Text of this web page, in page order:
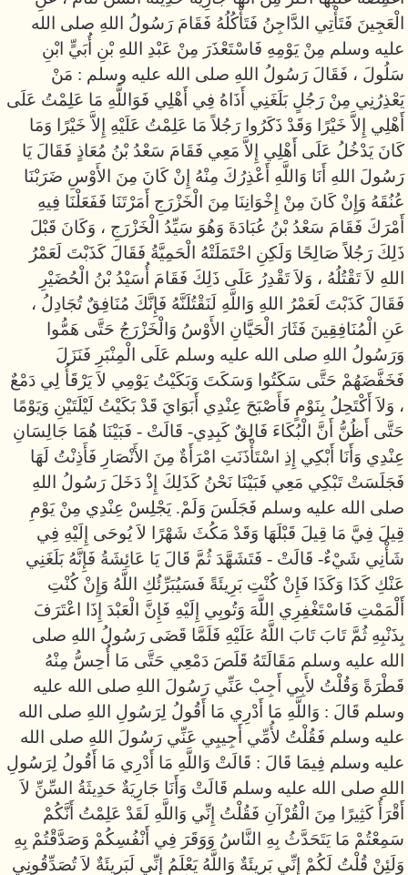
الْعَجِينَ فَتَأْتِي الدَّاجِنُ فَتَأْكُلُهُ فَقَامَ رَسُولُ اللهِ صلى الله
عليه وسلم مِنْ يَوْمِهِ فَاسْتَعْذَرَ مِنْ عَبْدِ اللهِ بْنِ أُبَيٍّ ابْنِ
سَلُولَ ، فَقَالَ رَسُولُ اللهِ صلى الله عليه وسلم : مَنْ
يَعْذِرُنِي مِنْ رَجُلٍ بَلَغَنِي أَذَاهُ فِي أَهْلِي فَوَاللَّهِ مَا عَلِمْتُ عَلَى
أَهْلِي إِلاَّ خَيْرًا وَقَدْ ذَكَرُوا رَجُلاً مَا عَلِمْتُ عَلَيْهِ إِلاَّ خَيْرًا وَمَا
كَانَ يَدْخُلُ عَلَى أَهْلِي إِلاَّ مَعِي فَقَامَ سَعْدُ بْنُ مُعَاذٍ فَقَالَ يَا
رَسُولَ اللهِ أَنَا وَاللَّهِ أَعْذِرُكَ مِنْهُ إِنْ كَانَ مِنَ الأَوْسِ ضَرَبْنَا
عُنُقَهُ وَإِنْ كَانَ مِنْ إِخْوَانِنَا مِنَ الْخَزْرَجِ أَمَرْتَنَا فَفَعَلْنَا فِيهِ
أَمْرَكَ فَقَامَ سَعْدُ بْنُ عُبَادَةَ وَهُوَ سَيِّدُ الْخَزْرَجِ ، وَكَانَ قَبْلَ
ذَلِكَ رَجُلاً صَالِحًا وَلَكِنِ احْتَمَلَتْهُ الْحَمِيَّةُ فَقَالَ كَذَبْتَ لَعَمْرُ
اللهِ لاَ تَقْتُلُهُ ، وَلاَ تَقْدِرُ عَلَى ذَلِكَ فَقَامَ أُسَيْدُ بْنُ الْحُضَيْرِ
فَقَالَ كَذَبْتَ لَعَمْرُ اللهِ وَاللَّهِ لَنَقْتُلَنَّهُ فَإِنَّكَ مُنَافِقٌ تُجَادِلُ ،
عَنِ الْمُنَافِقِينَ فَثَارَ الْحَيَّانِ الأَوْسُ وَالْخَزْرَجُ حَتَّى هَمُّوا
وَرَسُولُ اللهِ صلى الله عليه وسلم عَلَى الْمِنْبَرِ فَنَزَلَ
فَخَفَّضَهُمْ حَتَّى سَكَتُوا وَسَكَتَ وَبَكَيْتُ يَوْمِي لاَ يَرْقَأُ لِي دَمْعٌ
، وَلاَ أَكْتَحِلُ بِنَوْمٍ فَأَصْبَحَ عِنْدِي أَبَوَايَ قَدْ بَكَيْتُ لَيْلَتَيْنِ وَيَوْمًا
حَتَّى أَظُنُّ أَنَّ الْبُكَاءَ فَالِقٌ كَبِدِي- قَالَتْ - فَبَيْنَا هُمَا جَالِسَانِ
عِنْدِي وَأَنَا أَبْكِي إِذِ اسْتَأْذَنَتِ امْرَأَةٌ مِنَ الأَنْصَارِ فَأَذِنْتُ لَهَا
فَجَلَسَتْ تَبْكِي مَعِي فَبَيْنَا نَحْنُ كَذَلِكَ إِذْ دَخَلَ رَسُولُ اللهِ
صلى الله عليه وسلم فَجَلَسَ وَلَمْ. يَجْلِسْ عِنْدِي مِنْ يَوْمِ
قِيلَ فِيَّ مَا قِيلَ قَبْلَهَا وَقَدْ مَكُثَ شَهْرًا لاَ يُوحَى إِلَيْهِ فِي
شَأْنِي شَيْءٌ- قَالَتْ - فَتَشَهَّدَ ثُمَّ قَالَ يَا عَائِشَةُ فَإِنَّهُ بَلَغَنِي
عَنْكِ كَذَا وَكَذَا فَإِنْ كُنْتِ بَرِيئَةً فَسَيُبَرِّئُكِ اللَّهُ وَإِنْ كُنْتِ
أَلْمَمْتِ فَاسْتَغْفِرِي اللَّهَ وَتُوبِي إِلَيْهِ فَإِنَّ الْعَبْدَ إِذَا اعْتَرَفَ
بِذَنْبِهِ ثُمَّ تَابَ تَابَ اللَّهُ عَلَيْهِ فَلَمَّا قَضَى رَسُولُ اللهِ صلى
الله عليه وسلم مَقَالَتَهُ قَلَصَ دَمْعِي حَتَّى مَا أُحِسُّ مِنْهُ
قَطْرَةً وَقُلْتُ لأَبِي أَجِبْ عَنِّي رَسُولَ اللهِ صلى الله عليه
وسلم قَالَ : وَاللَّهِ مَا أَدْرِي مَا أَقُولُ لِرَسُولِ اللهِ صلى الله
عليه وسلم فَقُلْتُ لأُمِّي أَجِيبِي عَنِّي رَسُولَ اللهِ صلى الله
عليه وسلم فِيمَا قَالَ : قَالَتْ وَاللَّهِ مَا أَدْرِي مَا أَقُولُ لِرَسُولِ
اللهِ صلى الله عليه وسلم قَالَتْ وَأَنَا جَارِيَةٌ حَدِيثَةُ السِّنِّ لاَ
أَقْرَأُ كَثِيرًا مِنَ الْقُرْآنِ فَقُلْتُ إِنِّي وَاللَّهِ لَقَدْ عَلِمْتُ أَنَّكُمْ
سَمِعْتُمْ مَا يَتَحَدَّثُ بِهِ النَّاسُ وَوَقَرَ فِي أَنْفُسِكُمْ وَصَدَّقْتُمْ بِهِ
وَلَئِنْ قُلْتُ لَكُمْ إِنِّي بَرِيئَةٌ وَاللَّهُ يَعْلَمُ إِنِّي لَبَرِيئَةٌ لاَ تُصَدِّقُونِي